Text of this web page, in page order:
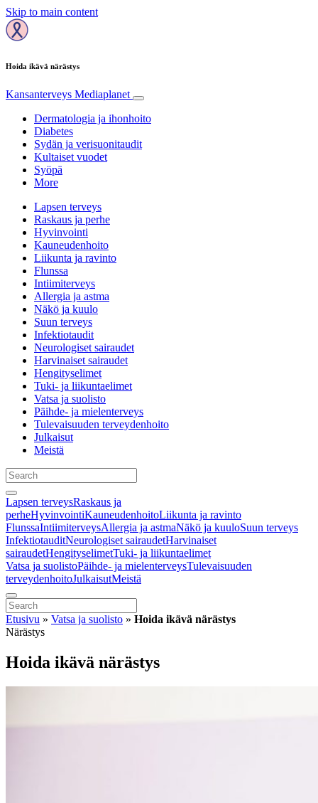
Skip to main content
Hoida ikävä närästys
Kansanterveys Mediaplanet
Dermatologia ja ihonhoito
Diabetes
Sydän ja verisuonitaudit
Kultaiset vuodet
Syöpä
More
Lapsen terveys
Raskaus ja perhe
Hyvinvointi
Kauneudenhoito
Liikunta ja ravinto
Flunssa
Intiimiterveys
Allergia ja astma
Näkö ja kuulo
Suun terveys
Infektiotaudit
Neurologiset sairaudet
Harvinaiset sairaudet
Hengityselimet
Tuki- ja liikuntaelimet
Vatsa ja suolisto
Päihde- ja mielenterveys
Tulevaisuuden terveydenhoito
Julkaisut
Meistä
Lapsen terveysRaskaus ja
perheHyvinvointiKauneudenhoitoLiikunta ja ravinto
FlunssaIntiimiterveysAllergia ja astmaNäkö ja kuuloSuun terveys
InfektiotauditNeurologiset sairaudetHarvinaiset
sairaudetHengityselimetTuki- ja liikuntaelimet
Vatsa ja suolistoPäihde- ja mielenterveysTulevaisuuden
terveydenhoitoJulkaisutMeistä
Etusivu » Vatsa ja suolisto » Hoida ikävä närästys
Närästys
Hoida ikävä närästys